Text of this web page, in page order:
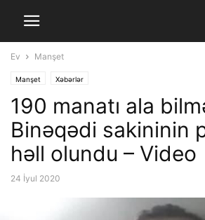
Ev Manşet
Manşet Xəbərlər
190 manatı ala
Binəqədi sakininin
həll olundu – Video
24 İyul 2020